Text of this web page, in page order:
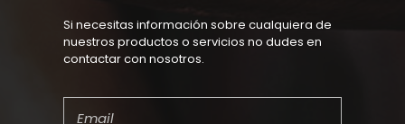
Si necesitas información sobre cualquiera de
nuestros productos o servicios no dudes en
contactar con nosotros.